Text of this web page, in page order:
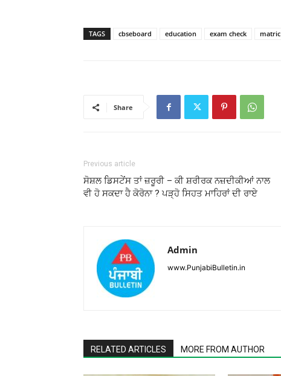
TAGS cbseboard education exam check matric
Share
Previous article
ਸੋਸ਼ਲ ਡਿਸਟੇਂਸ ਤਾਂ ਜ਼ਰੂਰੀ – ਕੀ ਸ਼ਰੀਰਕ ਨਜ਼ਦੀਕੀਆਂ ਨਾਲ
ਵੀ ਹੋ ਸਕਦਾ ਹੈ ਕੋਰੋਨਾ ? ਪੜ੍ਹੋ ਸਿਹਤ ਮਾਹਿਰਾਂ ਦੀ ਰਾਏ
Admin
www.PunjabiBulletin.in
RELATED ARTICLES MORE FROM AUTHOR